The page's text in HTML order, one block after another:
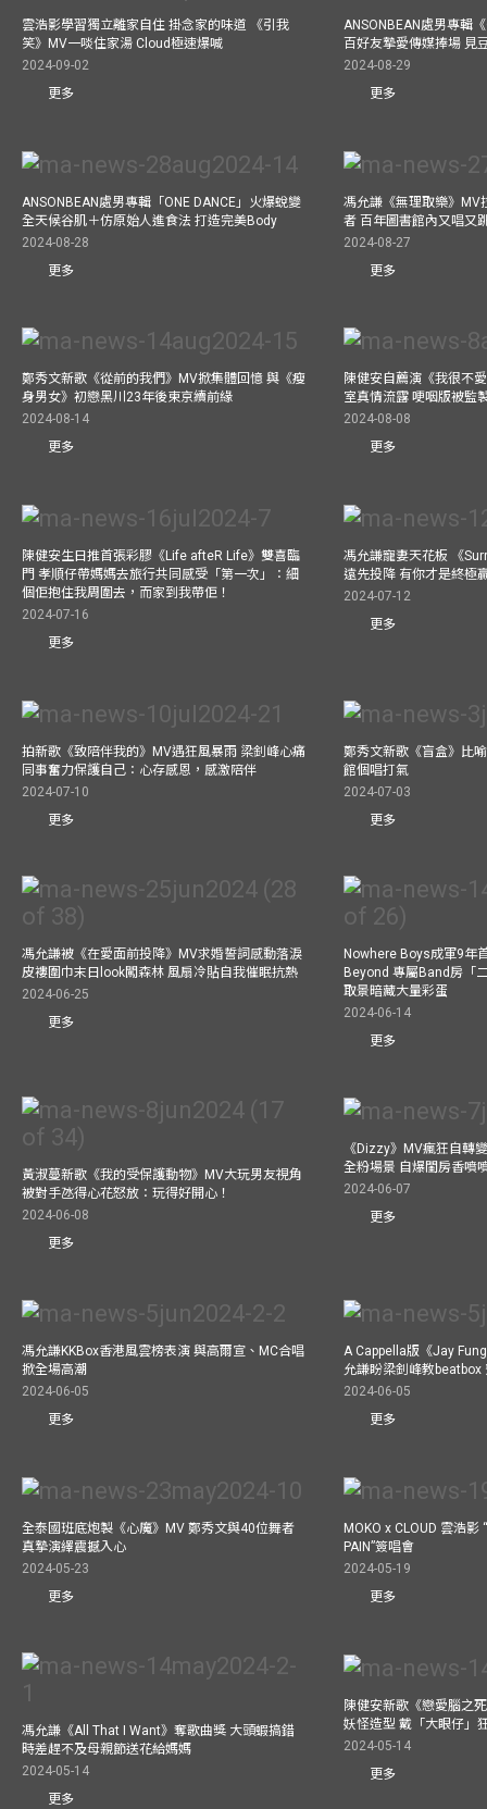
雲浩影學習獨立離家自住 掛念家的味道 《引我
笑》MV一啖住家湯 Cloud極速爆喊
2024-09-02
更多
ANSONBEAN處男專輯
百好友摯愛傳媒捧場 見
2024-08-29
更多
ANSONBEAN處男專輯「ONE DANCE」火爆蛻變
全天候谷肌＋仿原始人進食法 打造完美Body
2024-08-28
更多
馮允謙《無理取樂》MV
者 百年圖書館內又唱又
2024-08-27
更多
鄭秀文新歌《從前的我們》MV掀集體回憶 與《瘦
身男女》初戀黑川23年後東京續前緣
2024-08-14
更多
陳健安自薦演《我很不
室真情流露 哽咽版被監
2024-08-08
更多
陳健安生日推首張彩膠《Life afteR Life》雙喜臨
門 孝順仔帶媽媽去旅行共同感受「第一次」：細
個佢抱住我周圍去，而家到我帶佢！
2024-07-16
更多
馮允謙寵妻天花板 《
遠先投降 有你才是終極
2024-07-12
更多
拍新歌《致陪伴我的》MV遇狂風暴雨 梁釗峰心痛
同事奮力保護自己：心存感恩，感激陪伴
2024-07-10
更多
鄭秀文新歌《盲盒》比
館個唱打氣
2024-07-03
更多
馮允謙被《在愛面前投降》MV求婚誓詞感動落淚
皮褸圍巾末日look闖森林 風扇冷貼自我催眠抗熱
2024-06-25
更多
Nowhere Boys成軍9年
Beyond 專屬Band房「
取景暗藏大量彩蛋
2024-06-14
更多
黃淑蔓新歌《我的受保護動物》MV大玩男友視角
被對手氹得心花怒放：玩得好開心！
2024-06-08
更多
《Dizzy》MV瘋狂自轉
全粉場景 自爆閨房香噴
2024-06-07
更多
馮允謙KKBox香港風雲榜表演 與高爾宣、MC合唱
掀全場高潮
2024-06-05
更多
A Cappella版《Jay
允謙盼梁釗峰教beatbox
2024-06-05
更多
全泰國班底炮製《心魔》MV 鄭秀文與40位舞者
真摯演繹震撼入心
2024-05-23
更多
MOKO x CLOUD 雲浩影
PAIN”簽唱會
2024-05-19
更多
馮允謙《All That I Want》奪歌曲獎 大頭蝦搞錯
時差趕不及母親節送花給媽媽
2024-05-14
更多
陳健安新歌《戀愛腦之
妖怪造型 戴「大眼仔」
2024-05-14
更多